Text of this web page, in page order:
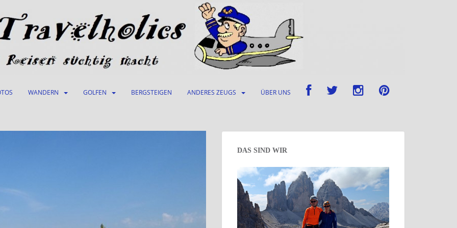
WANDERN GOLFEN BERGSTEIGEN ANDERES ZEUGS ÜBER UNS
DAS SIND WIR